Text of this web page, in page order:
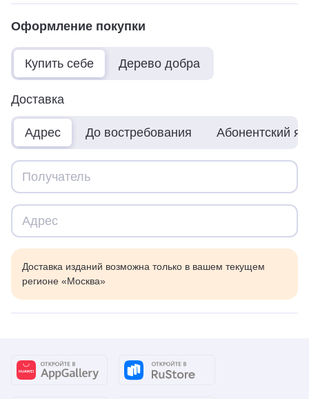
Оформление покупки
Купить себе Дерево добра
Доставка
Адрес До востребования Абонентский
Доставка изданий возможна только в вашем текущем
регионе «Москва»